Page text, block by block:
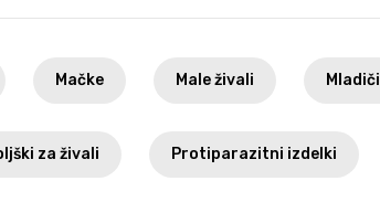
Mačke Male živali Mladiči
za živali Protiparazitni izdelki